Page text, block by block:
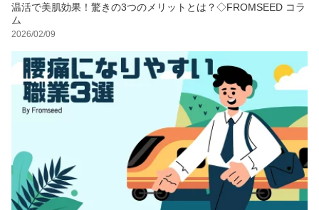
温活で美肌効果！驚きの3つのメリットとは？◇FROMSEED コラ
ム
2026/02/09